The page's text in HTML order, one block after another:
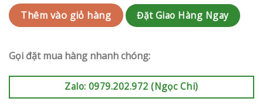
Thêm vào giỏ hàng Đặt Giao Hàng Ngay
Gọi đặt mua hàng nhanh chóng:
Zalo: 0979.202.972 (Ngọc Chi)